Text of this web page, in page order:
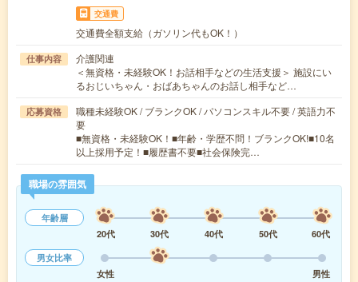
交通費
交通費全額支給（ガソリン代もOK！）
仕事内容
介護関連
＜無資格・未経験OK！お話相手などの生活支援＞ 施設にい
るおじいちゃん・おばあちゃんのお話し相手など…
応募資格
職種未経験OK / ブランクOK / パソコンスキル不要 / 英語力不
要
■無資格・未経験OK！■年齢・学歴不問！ブランクOK!■10名
以上採用予定！■履歴書不要■社会保険完…
職場の雰囲気
年齢層
20代
30代 40代 50代
60代
男女比率
女性
男性